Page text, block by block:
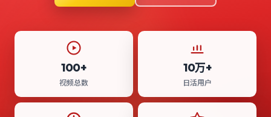
100+
视频总数
10万+
日活用户